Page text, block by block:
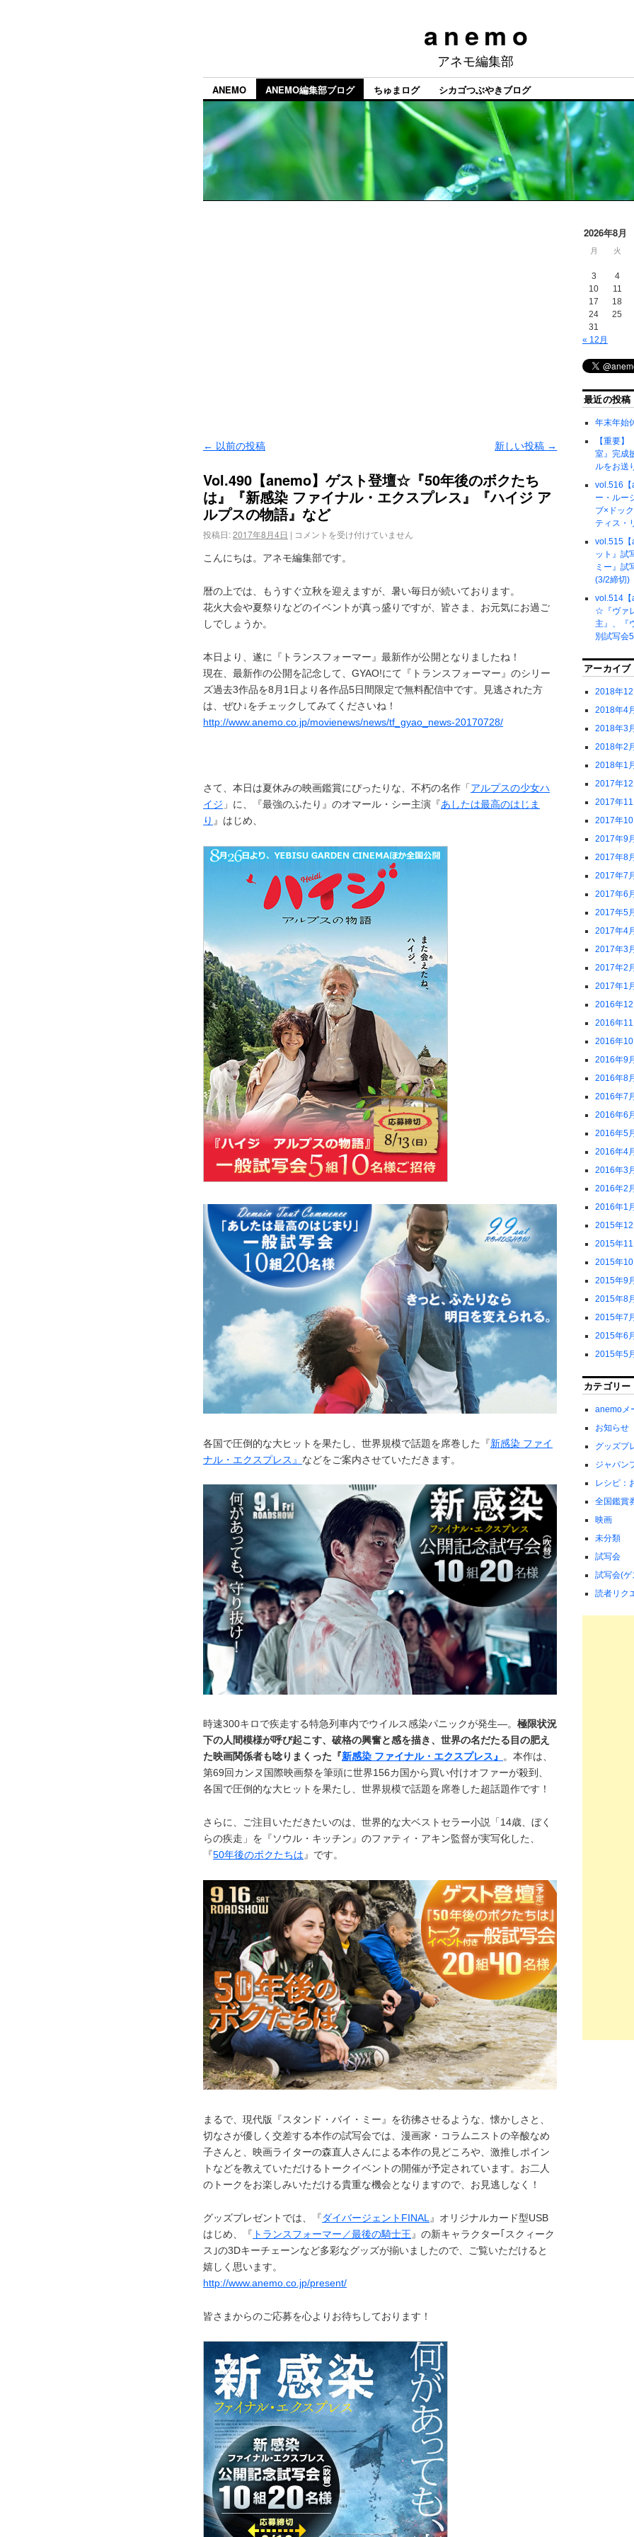
a n e m o
アネモ編集部
ANEMO ANEMO編集部ブログ ちゅまログ シカゴつぶやきブログ
← 以前の投稿 新しい投稿 →
Vol.490【anemo】ゲスト登壇☆『50年後のボクたち
は』『新感染 ファイナル・エクスプレス』『ハイジ ア
ルプスの物語』など
投稿日:2017年8月4日 | コメントを受け付けていません
こんにちは。アネモ編集部です。
暦の上では、もうすぐ立秋を迎えますが、暑い毎日が続いております。
花火大会や夏祭りなどのイベントが真っ盛りですが、皆さま、お元気にお過ご
しでしょうか。
本日より、遂に『トランスフォーマー』最新作が公開となりましたね！
現在、最新作の公開を記念して、GYAO!にて『トランスフォーマー』のシリー
ズ過去3作品を8月1日より各作品5日間限定で無料配信中です。見逃された方
は、ぜひ↓をチェックしてみてくださいね！
http://www.anemo.co.jp/movienews/news/tf_gyao_news-20170728/
さて、本日は夏休みの映画鑑賞にぴったりな、不朽の名作「アルプスの少女ハ
イジ 」に、『最強のふたり』のオマール・シー主演『あしたは最高のはじま
り 』はじめ、
各国で圧倒的な大ヒットを果たし、世界規模で話題を席巻した『新感染 ファイ
ナル・エクスプレス』 などをご案内させていただきます。
時速300キロで疾走する特急列車内でウイルス感染パニックが発生―。 極限状況
下の人間模様が呼び起こす、破格の興奮と感を描き、世界の名だたる目の肥え
た映画関係者も唸りまくった『新感染 ファイナル・エクスプレス』 。本作は、
第69回カンヌ国際映画祭を筆頭に世界156カ国から買い付けオファーが殺到、
各国で圧倒的な大ヒットを果たし、世界規模で話題を席巻した超話題作です！
さらに、ご注目いただきたいのは、世界的な大ベストセラー小説「14歳、ぼく
らの疾走」を『ソウル・キッチン』のファティ・アキン監督が実写化した、
『50年後のボクたちは』です。
まるで、現代版『スタンド・バイ・ミー』を彷彿させるような、懐かしさと、
切なさが優しく交差する本作の試写会では、漫画家・コラムニストの辛酸なめ
子さんと、映画ライターの森直人さんによる本作の見どころや、激推しポイン
トなどを教えていただけるトークイベントの開催が予定されています。お二人
のトークをお楽しみいただける貴重な機会となりますので、お見逃しなく！
グッズプレゼントでは、『ダイバージェントFINAL 』オリジナルカード型USB
はじめ、『 トランスフォーマー／最後の騎士王 』の新キャラクター｢スクィーク
ス｣の3Dキーチェーンなど多彩なグッズが揃いましたので、ご覧いただけると
嬉しく思います。
http://www.anemo.co.jp/present/
皆さまからのご応募を心よりお待ちしております！
2026年8月
月 火
3
4
10
11
17
18
24
25
31
« 12月
最近の投稿
年末年始
【重要
室』完成
ルをお送
vol.516
ー・ルー
ブ×ドッ
ティス・
vol.515【
ット』試
ミー』試
(3/2締切)
vol.514【
☆『ヴァ
主』、『
別試写会
アーカイブ
2018年
2018年4
2018年3
2018年2
2018年1
2017年
2017年
2017年
2017年9
2017年8
2017年7
2017年6
2017年5
2017年4
2017年3
2017年2
2017年1
2016年
2016年
2016年
2016年9
2016年8
2016年7
2016年6
2016年5
2016年4
2016年3
2016年2
2016年1
2015年
2015年
2015年
2015年9
2015年8
2015年7
2015年6
2015年5
カテゴリー
anemoメ
お知らせ
グッズプ
ジャパン
レシピ：
全国鑑賞
映画
未分類
試写会
試写会(
読者リク